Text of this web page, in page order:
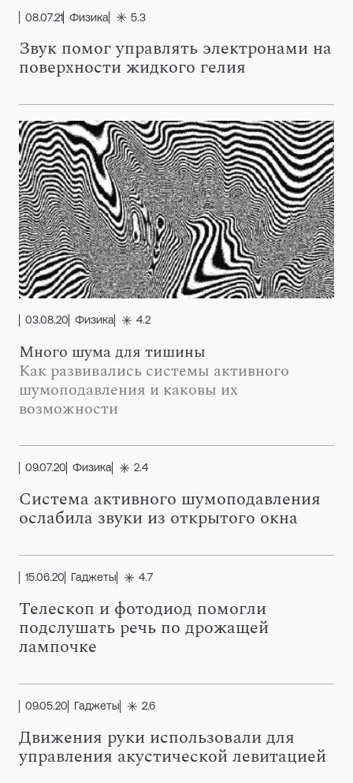
08.07.21 Физика 5.3
Звук помог управлять электронами на
поверхности жидкого гелия
03.08.20 Физика 4.2
Много шума для тишины
Как развивались системы активного
шумоподавления и каковы их
возможности
09.07.20 Физика 2.4
Система активного шумоподавления
ослабила звуки из открытого окна
15.06.20 Гаджеты 4.7
Телескоп и фотодиод помогли
подслушать речь по дрожащей
лампочке
09.05.20 Гаджеты 2.6
Движения руки использовали для
управления акустической левитацией